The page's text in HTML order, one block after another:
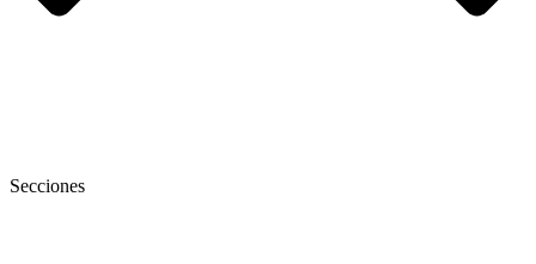
Secciones